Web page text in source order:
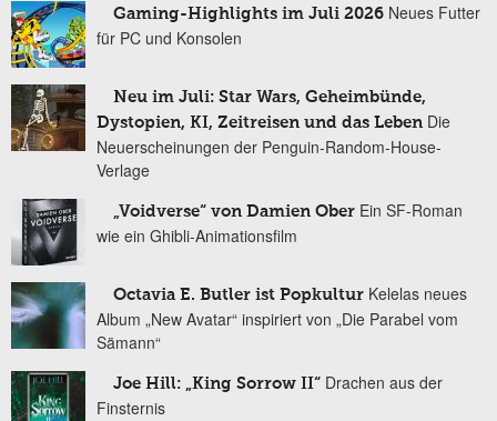
Gaming-Highlights im Juli 2026 Neues Futter
für PC und Konsolen
Neu im Juli: Star Wars, Geheimbünde,
Dystopien, KI, Zeitreisen und das Leben Die
Neuerscheinungen der Penguin-Random-House-
Verlage
„Voidverse“ von Damien Ober Ein SF-Roman
wie ein Ghibli-Animationsfilm
Octavia E. Butler ist Popkultur Kelelas neues
Album „New Avatar“ inspiriert von „Die Parabel vom
Sämann“
Joe Hill: „King Sorrow II“ Drachen aus der
Finsternis